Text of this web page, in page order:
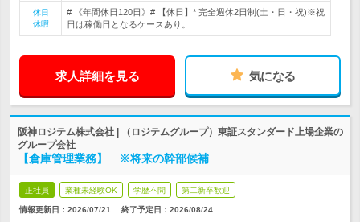
休日
休暇
# 《年間休日120日》# 【休日】* 完全週休2日制(土・日・祝)※祝
日は稼働日となるケースあり。…
求人詳細を見る 気になる
阪神ロジテム株式会社 | （ロジテムグループ）東証スタンダード上場企業の
グループ会社
【倉庫管理業務】 ※将来の幹部候補
正社員 業種未経験OK 学歴不問 第二新卒歓迎
情報更新日：2026/07/21 終了予定日： 2026/08/24